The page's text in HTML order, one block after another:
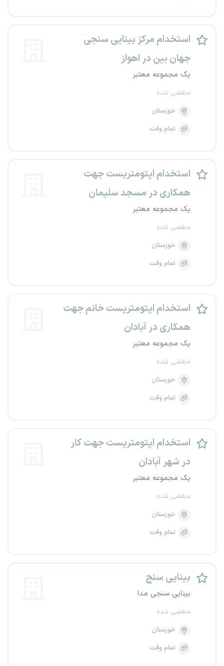
استخدام مرکز بینایی سنجی
جهان بین در اهواز
یک مجموعه معتبر
منقضی شده
خوزستان
تمام وقت
استخدام اپتومتریست جهت
همکاری در مسجد سلیمان
یک مجموعه معتبر
منقضی شده
خوزستان
تمام وقت
استخدام اپتومتریست خانم جهت
همکاری در آبادان
یک مجموعه معتبر
منقضی شده
خوزستان
تمام وقت
استخدام اپتومتریست جهت کار
در شهر آبادان
یک مجموعه معتبر
منقضی شده
خوزستان
تمام وقت
بینایی سنج
بینایی سنجی مدا
منقضی شده
خوزستان
تمام وقت